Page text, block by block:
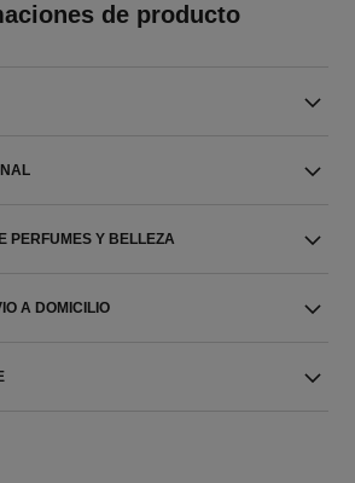
de producto
PERFUMES Y BELLEZA
A DOMICILIO